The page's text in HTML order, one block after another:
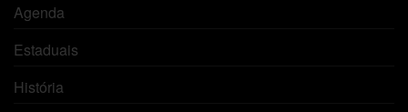
Agenda
Estaduais
História